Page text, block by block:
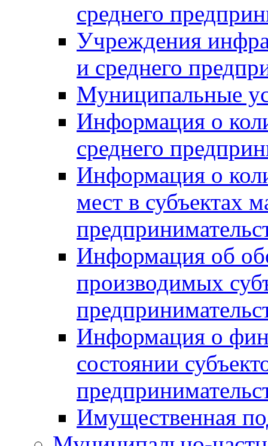
среднего
Учреждения
и среднего
Муниципальные
Информация о
среднего
Информация о
мест в субъектах
Информация об
производимых
Информация о
состоянии
Имущественная